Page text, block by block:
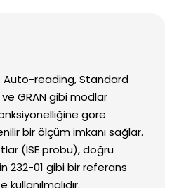
Auto-reading, Standard
GRAN gibi modlar
göre
bir ölçüm imkanı sağlar.
(ISE probu), doğru
232-01 gibi bir referans